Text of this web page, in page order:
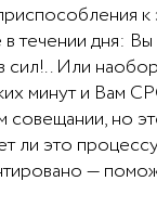
течении дня:
Или
минут и
но
ли это
—